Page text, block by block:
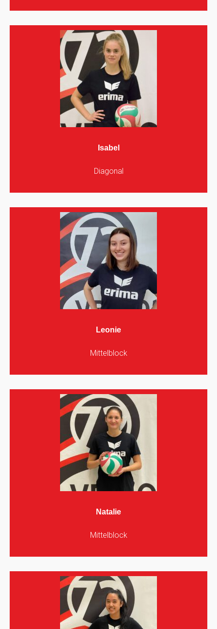
Isabel
Diagonal
Leonie
Mittelblock
Natalie
Mittelblock